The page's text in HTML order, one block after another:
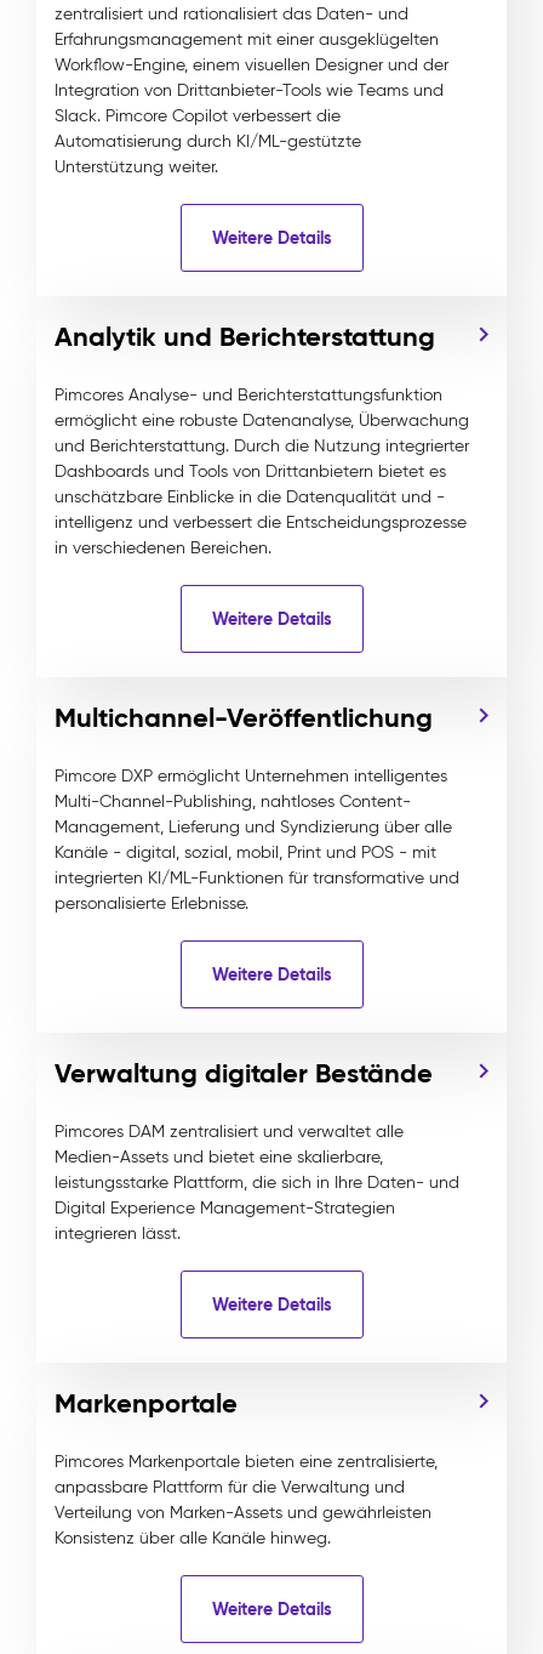
zentralisiert und rationalisiert das Daten- und
Erfahrungsmanagement mit einer ausgeklügelten
Workflow-Engine, einem visuellen Designer und der
Integration von Drittanbieter-Tools wie Teams und
Slack. Pimcore Copilot verbessert die
Automatisierung durch KI/ML-gestützte
Unterstützung weiter.
Weitere Details
Analytik und Berichterstattung
Pimcores Analyse- und Berichterstattungsfunktion
ermöglicht eine robuste Datenanalyse, Überwachung
und Berichterstattung. Durch die Nutzung integrierter
Dashboards und Tools von Drittanbietern bietet es
unschätzbare Einblicke in die Datenqualität und -
intelligenz und verbessert die Entscheidungsprozesse
in verschiedenen Bereichen.
Weitere Details
Multichannel-Veröffentlichung
Pimcore DXP ermöglicht Unternehmen intelligentes
Multi-Channel-Publishing, nahtloses Content-
Management, Lieferung und Syndizierung über alle
Kanäle - digital, sozial, mobil, Print und POS - mit
integrierten KI/ML-Funktionen für transformative und
personalisierte Erlebnisse.
Weitere Details
Verwaltung digitaler Bestände
Pimcores DAM zentralisiert und verwaltet alle
Medien-Assets und bietet eine skalierbare,
leistungsstarke Plattform, die sich in Ihre Daten- und
Digital Experience Management-Strategien
integrieren lässt.
Weitere Details
Markenportale
Pimcores Markenportale bieten eine zentralisierte,
anpassbare Plattform für die Verwaltung und
Verteilung von Marken-Assets und gewährleisten
Konsistenz über alle Kanäle hinweg.
Weitere Details